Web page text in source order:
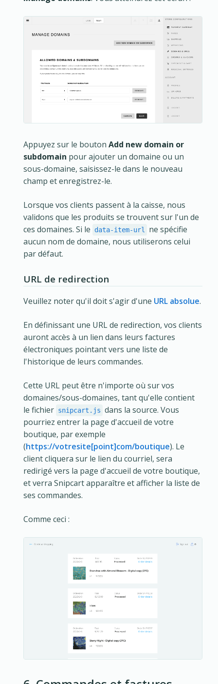
Appuyez sur le bouton Add new domain or
subdomain pour ajouter un domaine ou un
sous-domaine, saisissez-le dans le nouveau
champ et enregistrez-le.
Lorsque vos clients passent à la caisse, nous
validons que les produits se trouvent sur l'un de
ces domaines. Si le
data-item-url
ne spécifie
aucun nom de domaine, nous utiliserons celui
par défaut.
URL de redirection
Veuillez noter qu'il doit s'agir d'une URL absolue.
En définissant une URL de redirection, vos clients
auront accès à un lien dans leurs factures
électroniques pointant vers une liste de
l'historique de leurs commandes.
Cette URL peut être n'importe où sur vos
domaines/sous-domaines, tant qu'elle contient
le fichier snipcart.js dans la source. Vous
pourriez entrer la page d'accueil de votre
boutique, par exemple
(https://votresite[point]com/boutique). Le
client cliquera sur le lien du courriel, sera
redirigé vers la page d'accueil de votre boutique,
et verra Snipcart apparaître et afficher la liste de
ses commandes.
Comme ceci :